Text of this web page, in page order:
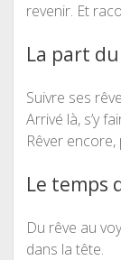
revenir. Et
La part
Suivre ses
Arrivé là, s’y
Rêver
Le temps
Du rêve au
dans la tête.